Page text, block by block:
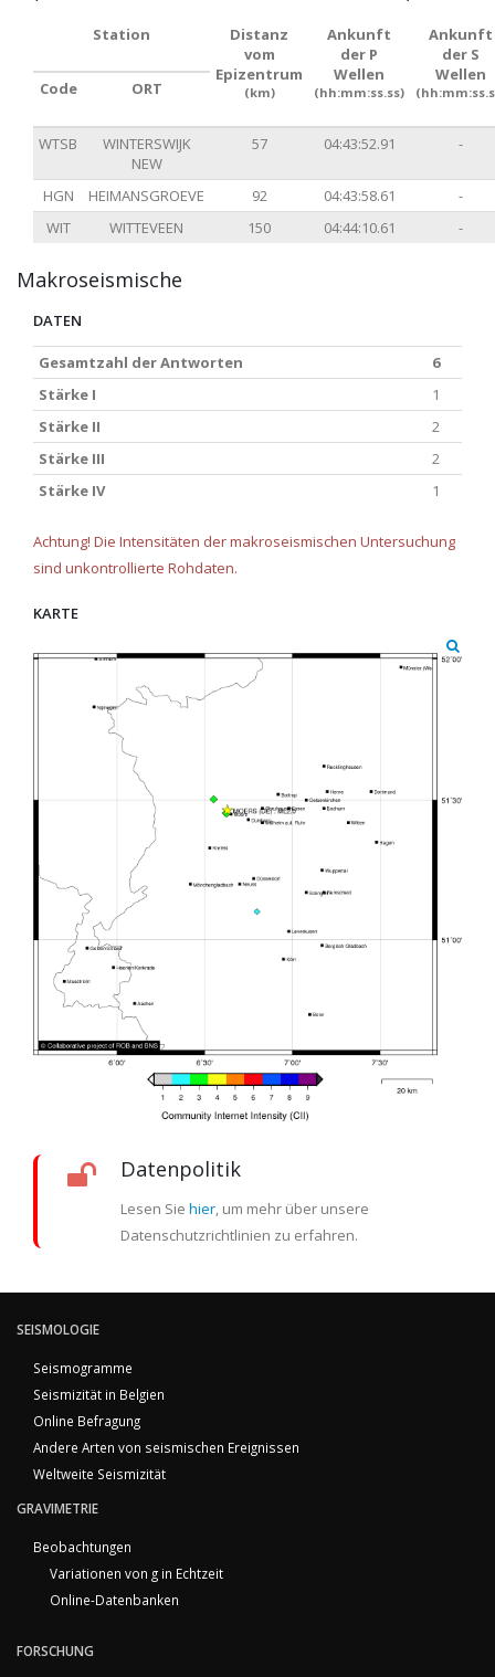
Station
Distanz
vom
Epizentrum
(km)
Ankunft
der P
Wellen
(hh:mm:ss.ss)
Ankunft
der S
Wellen
Code ORT
WTSB
WINTERSWIJK
NEW
57 04:43:52.91 -
HGN HEIMANSGROEVE 92 04:43:58.61
-
WIT
WITTEVEEN 150 04:44:10.61 -
Makroseismische
DATEN
Gesamtzahl der Antworten
6
Stärke I
1
Stärke II
2
Stärke III
2
Stärke IV
1
Achtung! Die Intensitäten der makroseismischen Untersuchung
sind unkontrollierte Rohdaten.
KARTE
Datenpolitik
Lesen Sie hier, um mehr über unsere
Datenschutzrichtlinien zu erfahren.
SEISMOLOGIE
Seismogramme
Seismizität in Belgien
Online Befragung
Andere Arten von seismischen Ereignissen
Weltweite Seismizität
GRAVIMETRIE
Beobachtungen
Variationen von g in Echtzeit
Online-Datenbanken
FORSCHUNG